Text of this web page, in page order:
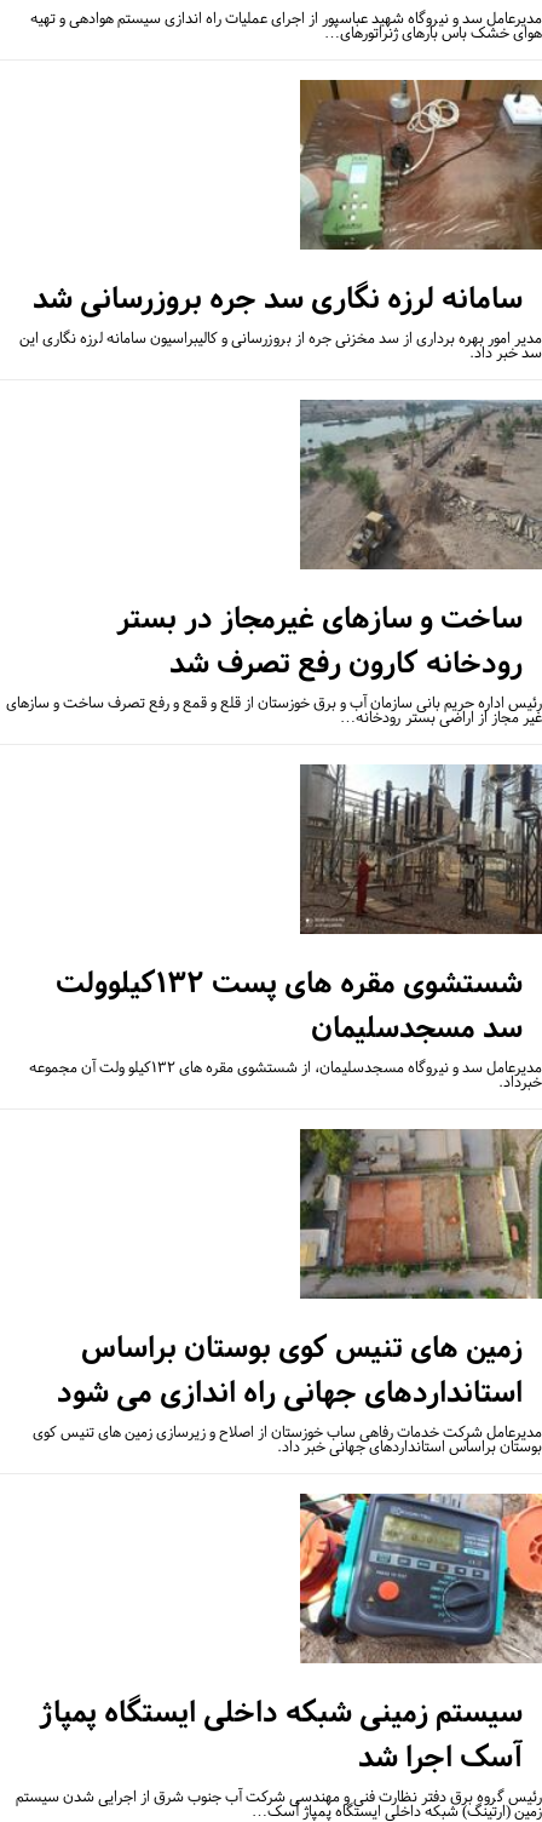
سد و نیروگاه شهید عباسپور از اجرای عملیات راه اندازی سیستم هوادهی و تهیه
خشک باس بارهای ژنراتورهای…
سامانه لرزه نگاری سد جره بروزرسانی شد
امور بهره برداری از سد مخزنی جره از بروزرسانی و کالیبراسیون سامانه لرزه نگاری این
خبر داد.
ساخت و سازهای غیرمجاز در بستر
رودخانه کارون رفع تصرف شد
اداره حریم بانی سازمان آب و برق خوزستان از قلع و قمع و رفع تصرف ساخت و سازهای
مجاز از اراضی بستر رودخانه…
شستشوی مقره های پست ۱۳۲کیلوولت
سد مسجدسلیمان
مدیرعامل سد و نیروگاه مسجدسلیمان، از شستشوی مقره های ۱۳۲کیلو ولت آن مجموعه
زمین های تنیس کوی بوستان براساس
استانداردهای جهانی راه اندازی می شود
شرکت خدمات رفاهی ساب خوزستان از اصلاح و زیرسازی زمین های تنیس کوی
براساس استانداردهای جهانی خبر داد.
سیستم زمینی شبکه داخلی ایستگاه پمپاژ
آسک اجرا شد
گروه برق دفتر نظارت فنی و مهندسی شرکت آب جنوب شرق از اجرایی شدن سیستم
(ارتینگ) شبکه داخلی ایستگاه پمپاژ آسک…